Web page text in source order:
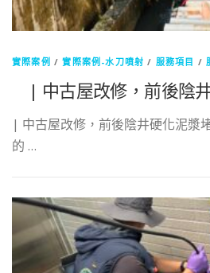
實際案例 /實際案例-水刀噴射 / 服務項目 /
| 中古屋改修，前後陰
| 中古屋改修，前後陰井硬化泥漿
的 …